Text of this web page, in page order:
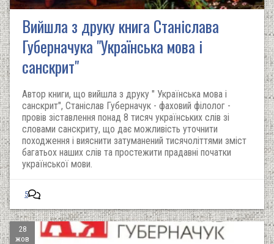
Вийшла з друку книга Станіслава
Губерначука "Українська мова і
санскрит"
Автор книги, що вийшла з друку " Українська мова і
санскрит", Станіслав Губерначук - фаховий філолог -
провів зіставлення понад 8 тисяч українських слів зі
словами санскриту, що дає можливість уточнити
походження і вияснити затуманений тисячоліттями зміст
багатьох наших слів та простежити прадавні початки
української мови.
5
28
жов